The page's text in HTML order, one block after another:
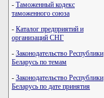
- Таможенный кодекс
таможенного союза
- Каталог предприятий и
организаций СНГ
- Законодательство Республики
Беларусь по темам
- Законодательство Республики
Беларусь по дате принятия